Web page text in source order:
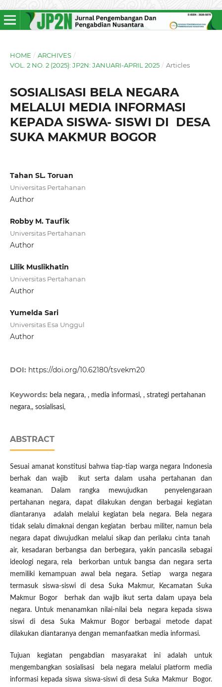
HOME / ARCHIVES /
VOL. 2 NO. 2 (2025): JP2N: JANUARI-APRIL 2025 / Articles
SOSIALISASI BELA NEGARA
MELALUI MEDIA INFORMASI
KEPADA SISWA- SISWI DI DESA
SUKA MAKMUR BOGOR
Tahan SL. Toruan
Universitas Pertahanan
Author
Robby M. Taufik
Universitas Pertahanan
Author
Lilik Muslikhatin
Universitas Pertahanan
Author
Yumelda Sari
Universitas Esa Unggul
Author
DOI: https://doi.org/10.62180/tsvekm20
Keywords: bela negara, , media informasi, , strategi pertahanan
negara,, sosialisasi,
ABSTRACT
Sesuai amanat konstitusi bahwa tiap-tiap warga negara Indonesia
berhak dan wajib ikut serta dalam usaha pertahanan dan
keamanan. Dalam rangka mewujudkan penyelengaraan
pertahanan negara, dapat dilakukan dengan berbagai kegiatan
diantaranya adalah melalui kegiatan bela negara. Bela negara
tidak selalu dimaknai dengan kegiatan berbau militer, namun bela
negara dapat diwujudkan melalui sikap dan perilaku cinta tanah
air, kesadaran berbangsa dan berbegara, yakin pancasila sebagai
ideologi negara, rela berkorban untuk bangsa dan negara serta
memiliki kemampuan awal bela negara. Setiap warga negara
termasuk siswa-siswi di desa Suka Makmur, Kecamatan Suka
Makmur Bogor berhak dan wajib ikut serta dalam upaya bela
negara. Untuk menanamkan nilai-nilai bela negara kepada siswa
siswi di desa Suka Makmur Bogor berbagai metode dapat
dilakukan diantaranya dengan memanfaatkan media informasi.
Tujuan kegiatan pengabdian masyarakat ini adalah untuk
mengembangkan sosialisasi bela negara melalui platform media
informasi kepada siswa siswa-siswi di desa Suka Makmur Bogor.